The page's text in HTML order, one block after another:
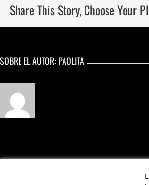
Share This Story, Choose Your
SOBRE EL AUTOR: PAOLITA